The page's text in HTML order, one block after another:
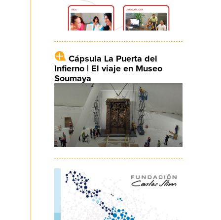
Cápsula La Puerta del
Infierno | El viaje en Museo
Soumaya